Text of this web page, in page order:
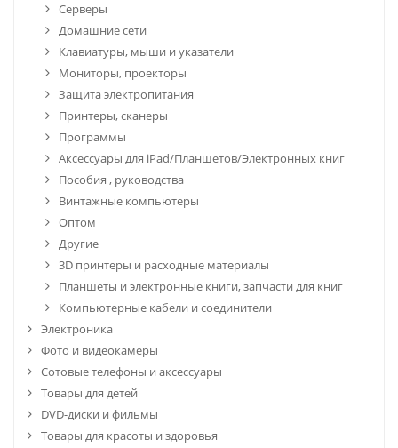
Серверы
Домашние сети
Клавиатуры, мыши и указатели
Мониторы, проекторы
Защита электропитания
Принтеры, сканеры
Программы
Аксессуары для iPad/Планшетов/Электронных книг
Пособия , руководства
Винтажные компьютеры
Оптом
Другие
3D принтеры и расходные материалы
Планшеты и электронные книги, запчасти для книг
Компьютерные кабели и соединители
Электроника
Фото и видеокамеры
Сотовые телефоны и аксессуары
Товары для детей
DVD-диски и фильмы
Товары для красоты и здоровья